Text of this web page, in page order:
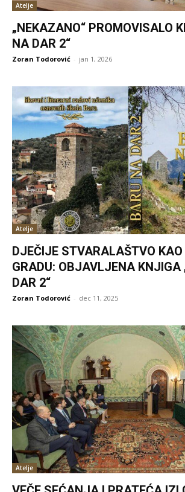
Atelje
„NEKAZANO“ PROMOVISALO
NA DAR 2“
Zoran Todorović - jan 1, 2026
Atelje
DJEČIJE STVARALAŠTVO KAO
GRADU: OBJAVLJENA KNJIGA
DAR 2“
Zoran Todorović - dec 11, 2025
Atelje